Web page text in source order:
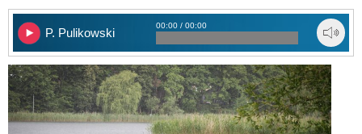
P. Pulikowski
00:00 / 00:00